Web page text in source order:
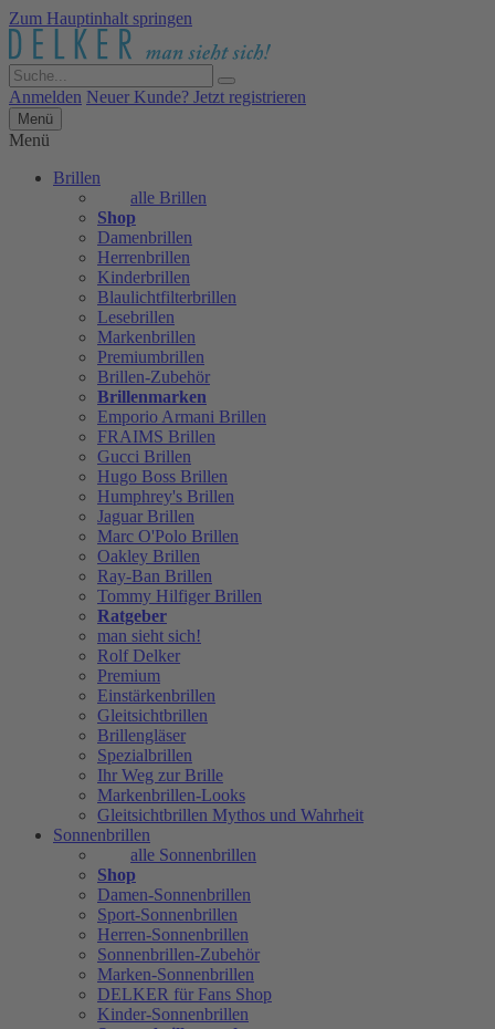
Zum Hauptinhalt springen
Anmelden Neuer Kunde? Jetzt registrieren
Menü
Menü
Brillen
alle Brillen
Shop
Damenbrillen
Herrenbrillen
Kinderbrillen
Blaulichtfilterbrillen
Lesebrillen
Markenbrillen
Premiumbrillen
Brillen-Zubehör
Brillenmarken
Emporio Armani Brillen
FRAIMS Brillen
Gucci Brillen
Hugo Boss Brillen
Humphrey's Brillen
Jaguar Brillen
Marc O'Polo Brillen
Oakley Brillen
Ray-Ban Brillen
Tommy Hilfiger Brillen
Ratgeber
man sieht sich!
Rolf Delker
Premium
Einstärkenbrillen
Gleitsichtbrillen
Brillengläser
Spezialbrillen
Ihr Weg zur Brille
Markenbrillen-Looks
Gleitsichtbrillen Mythos und Wahrheit
Sonnenbrillen
alle Sonnenbrillen
Shop
Damen-Sonnenbrillen
Sport-Sonnenbrillen
Herren-Sonnenbrillen
Sonnenbrillen-Zubehör
Marken-Sonnenbrillen
DELKER für Fans Shop
Kinder-Sonnenbrillen